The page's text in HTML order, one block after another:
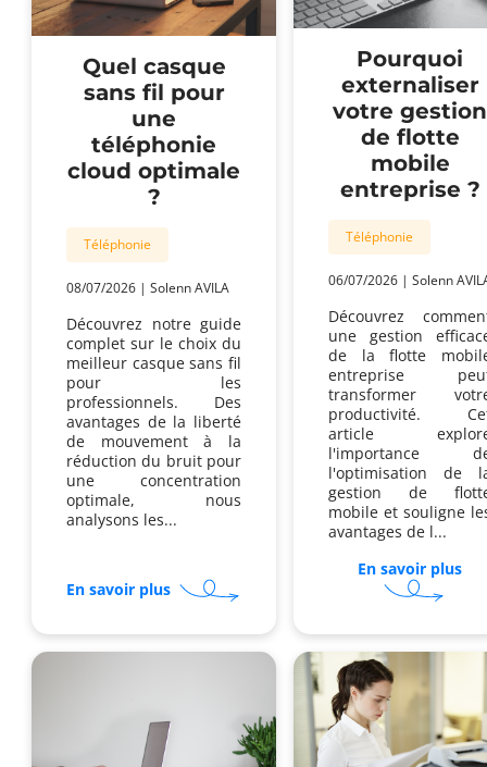
Quel casque
sans fil pour
une
téléphonie
cloud optimale
?
Téléphonie
08/07/2026 | Solenn AVILA
Découvrez notre guide
complet sur le choix du
meilleur casque sans fil
pour les
professionnels. Des
avantages de la liberté
de mouvement à la
réduction du bruit pour
une concentration
optimale, nous
analysons les...
En savoir plus sur
téléphonie
Pourquoi
externaliser
votre gestion
de flotte
mobile
entreprise ?
Téléphonie
06/07/2026 | Solenn
Découvrez
une gestion
de la flotte
entreprise
transformer
productivité.
article
l'importance
l'optimisation de
gestion de
mobile et souligne
avantages de l...
En savoir plus
?